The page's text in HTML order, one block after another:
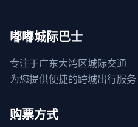
嘟嘟城际巴士
专注于广东大湾区城际交通
为您提供便捷的跨城出行服务
购票方式